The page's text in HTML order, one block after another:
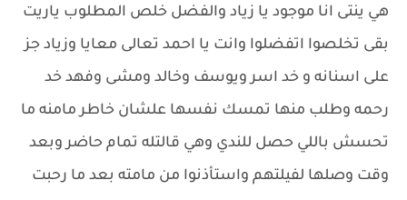
هي ينتى انا موجود يا زياد والفضل خلص المطلوب ياريت
بقى تخلصوا اتفضلوا وانت يا احمد تعالى معايا وزياد جز
على اسنانه و خد اسر ويوسف وخالد ومشى وفهد خد
رحمه وطلب منها تمسك نفسها علشان خاطر مامنه ما
تحسش باللي حصل للندي وهي قالتله تمام حاضر وبعد
وقت وصلها لفيلتهم واستأذنوا من مامته بعد ما رحبت